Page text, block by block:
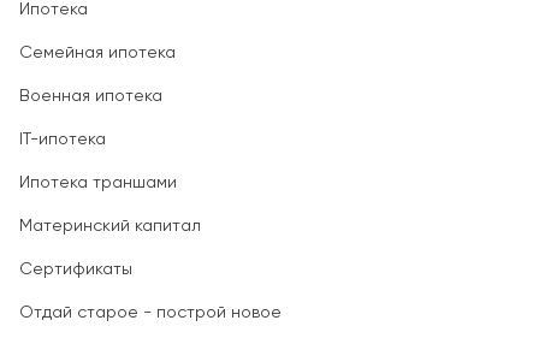
Ипотека
Семейная ипотека
Военная ипотека
IT-ипотека
Ипотека траншами
Материнский капитал
Сертификаты
Отдай старое - построй новое